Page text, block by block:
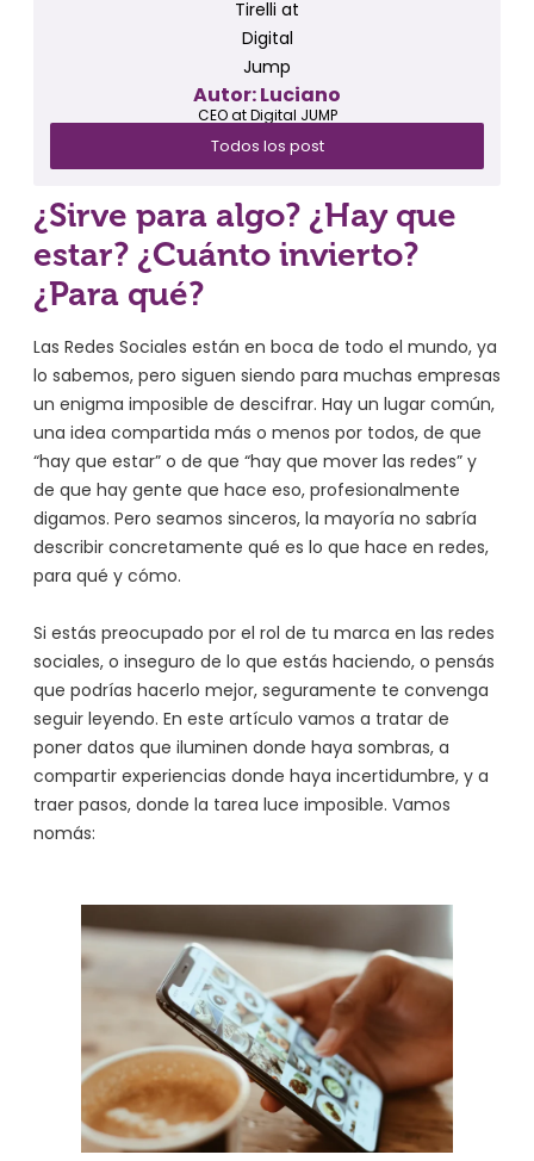
Autor: Luciano
CEO at Digital JUMP
Todos los post
¿Sirve para algo? ¿Hay que
estar? ¿Cuánto invierto?
¿Para qué?
Las Redes Sociales están en boca de todo el mundo, ya
lo sabemos, pero siguen siendo para muchas empresas
un enigma imposible de descifrar. Hay un lugar común,
una idea compartida más o menos por todos, de que
“hay que estar” o de que “hay que mover las redes” y
de que hay gente que hace eso, profesionalmente
digamos. Pero seamos sinceros, la mayoría no sabría
describir concretamente qué es lo que hace en redes,
para qué y cómo.
Si estás preocupado por el rol de tu marca en las redes
sociales, o inseguro de lo que estás haciendo, o pensás
que podrías hacerlo mejor, seguramente te convenga
seguir leyendo. En este artículo vamos a tratar de
poner datos que iluminen donde haya sombras, a
compartir experiencias donde haya incertidumbre, y a
traer pasos, donde la tarea luce imposible. Vamos
nomás: